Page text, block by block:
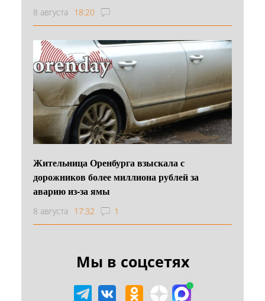
8 августа 18:20
Жительница Оренбурга взыскала с
дорожников более миллиона рублей за
аварию из-за ямы
8 августа 17:32 1
Мы в соцсетях